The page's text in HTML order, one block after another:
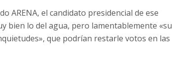
ARENA, el candidato presidencial de ese
bien lo del agua, pero lamentablemente «su
que podrían restarle votos en las